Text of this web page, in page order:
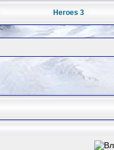
Heroes 3